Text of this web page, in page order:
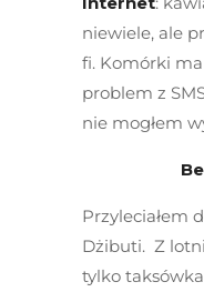
niewiele, ale
fi. Komórki
problem z
nie mogłem
Przyleciałem
Dżibuti. Z
tylko